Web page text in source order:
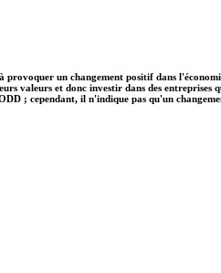
un changement positif dans
valeurs et donc investir dans des
; cependant, il n'indique pas qu'un